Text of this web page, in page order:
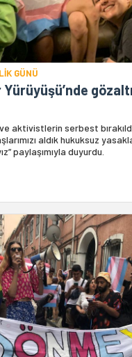
GÜNÜ
aktivistlerin serbest
aldık hukuksuz
paylaşımıyla duyurdu.